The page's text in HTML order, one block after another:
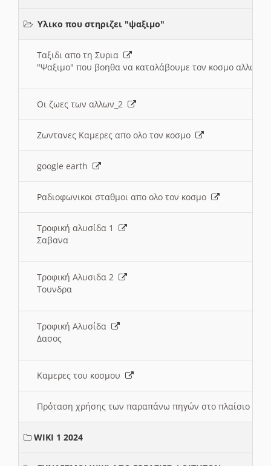
Υλικο που στηριζει "ψαξιμο"
Ταξιδι απο τη Συρια
"Ψαξιμο" που βοηθα να καταλάβουμε τον κοσμο αλλων
Οι ζωες των αλλων_2
Ζωντανες Καμερες απο ολο τον κοσμο
google earth
Ραδιοφωνικοι σταθμοι απο ολο τον κοσμο
Τροφική αλυσίδα 1
Σαβανα
Τροφική Αλυσιδα 2
Τουνδρα
Τροφική Αλυσίδα
Δασος
Καμερες του κοσμου
Πρόταση χρήσης των παραπάνω πηγών στο πλαίσιο
WIKI 1 2024